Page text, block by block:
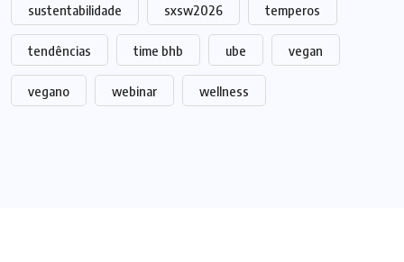
sustentabilidade sxsw2026 temperos
tendências time bhb ube vegan
vegano webinar wellness